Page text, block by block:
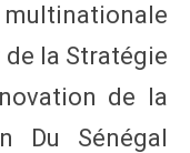
de la Stratégie
de la
Du Sénégal